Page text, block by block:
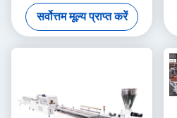
सर्वोत्तम मूल्य प्राप्त करें